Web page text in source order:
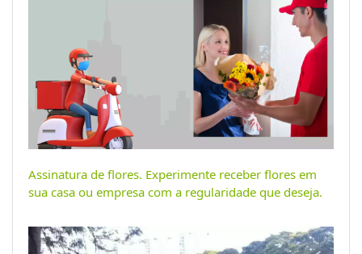
Assinatura de flores. Experimente receber flores em
sua casa ou empresa com a regularidade que deseja.